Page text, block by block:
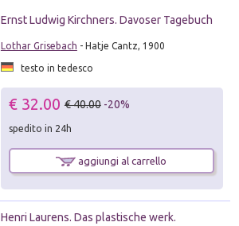
Ernst Ludwig Kirchners. Davoser Tagebuch
Lothar Grisebach - Hatje Cantz, 1900
testo in tedesco
€ 32.00 € 40.00 -20%
spedito in 24h
aggiungi al carrello
Henri Laurens. Das plastische werk.